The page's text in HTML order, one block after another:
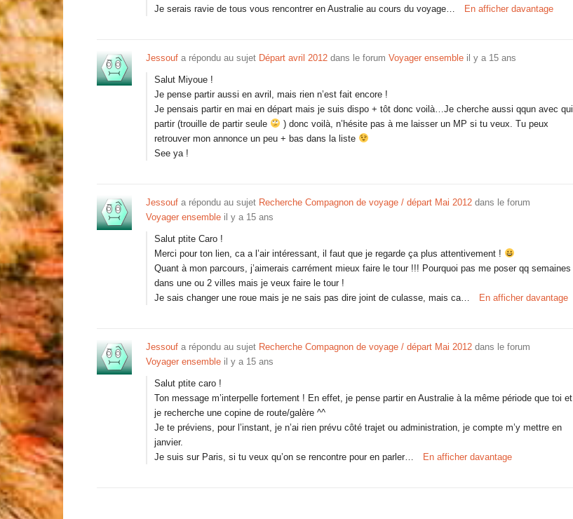
Je serais ravie de tous vous rencontrer en Australie au cours du voyage…
En afficher davantage
Jessouf a répondu au sujet Départ avril 2012 dans le forum Voyager ensemble il y a 15 ans
Salut Miyoue !
Je pense partir aussi en avril, mais rien n’est fait encore !
Je pensais partir en mai en départ mais je suis dispo + tôt donc voilà…Je cherche aussi qqun avec qui
partir (trouille de partir seule
) donc voilà, n’hésite pas à me laisser un MP si tu veux. Tu peux
retrouver mon annonce un peu + bas dans la liste
See ya !
Jessouf a répondu au sujet Recherche Compagnon de voyage / départ Mai 2012 dans le forum
Voyager ensemble il y a 15 ans
Salut ptite Caro !
Merci pour ton lien, ca a l’air intéressant, il faut que je regarde ça plus attentivement !
Quant à mon parcours, j’aimerais carrément mieux faire le tour !!! Pourquoi pas me poser qq semaines
dans une ou 2 villes mais je veux faire le tour !
Je sais changer une roue mais je ne sais pas dire joint de culasse, mais ca…
En afficher davantage
Jessouf a répondu au sujet Recherche Compagnon de voyage / départ Mai 2012 dans le forum
Voyager ensemble il y a 15 ans
Salut ptite caro !
Ton message m’interpelle fortement ! En effet, je pense partir en Australie à la même période que toi et
je recherche une copine de route/galère ^^
Je te préviens, pour l’instant, je n’ai rien prévu côté trajet ou administration, je compte m’y mettre en
janvier.
Je suis sur Paris, si tu veux qu’on se rencontre pour en parler…
En afficher davantage